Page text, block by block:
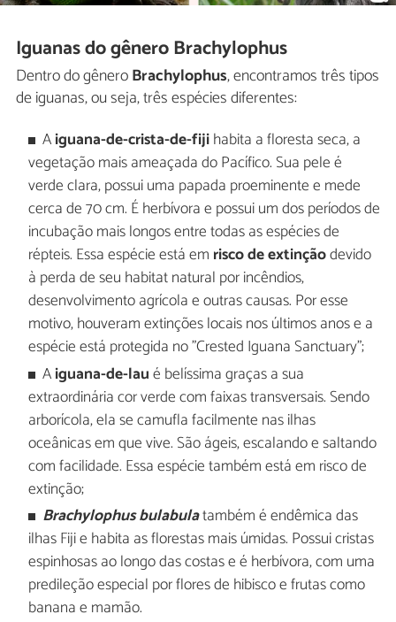
Iguanas do gênero Brachylophus
Dentro do gêneroBrachylophus, encontramos três tipos
de iguanas, ou seja, três espécies diferentes:
Aiguana-de-crista-de-fijihabita a floresta seca, a
vegetação mais ameaçada do Pacífico. Sua pele é
verde clara, possui uma papada proeminente e mede
cerca de 70 cm. É herbívora e possui um dos períodos de
incubação mais longos entre todas as espécies de
répteis. Essa espécie está em risco de extinçãodevido
à perda de seu habitat natural por incêndios,
desenvolvimento agrícola e outras causas. Por esse
motivo, houveram extinções locais nos últimos anos e a
espécie está protegida no "Crested Iguana Sanctuary";
Aiguana-de-laué belíssima graças a sua
extraordinária cor verde com faixas transversais. Sendo
arborícola, ela se camufla facilmente nas ilhas
oceânicas em que vive. São ágeis, escalando e saltando
com facilidade. Essa espécie também está em risco de
extinção;
Brachylophus bulabulatambém é endêmica das
ilhas Fiji e habita as florestas mais úmidas. Possui cristas
espinhosas ao longo das costas e é herbívora, com uma
predileção especial por flores de hibisco e frutas como
banana e mamão.